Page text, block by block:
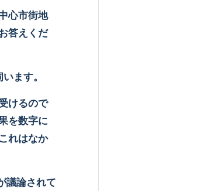
心市街地
答えくだ
ます。
けるので
を数字に
れはなか
議論されて